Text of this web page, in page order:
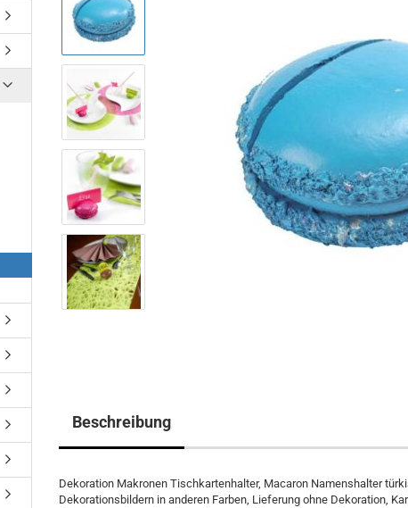
Beschreibung
Dekoration Makronen Tischkartenhalter, Macaron Namenshalter
Dekorationsbildern in anderen Farben, Lieferung ohne Dekoration,